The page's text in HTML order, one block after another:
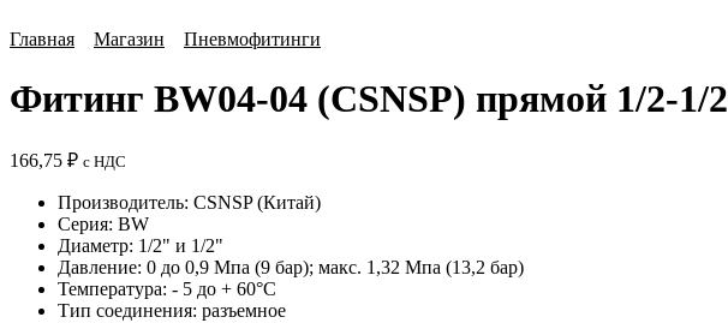
Главная Магазин Пневмофитинги
Фитинг BW04-04 (CSNSP) прямой 1/2-1/2
166,75 ₽ с НДС
Производитель: CSNSP (Китай)
Серия: BW
Диаметр: 1/2" и 1/2"
Давление: 0 до 0,9 Мпа (9 бар); макс. 1,32 Мпа (13,2 бар)
Температура: - 5 до + 60°C
Тип соединения: разъемное